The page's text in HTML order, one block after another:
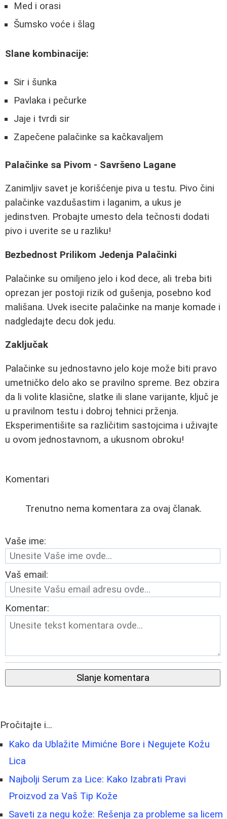
Med i orasi
Šumsko voće i šlag
Slane kombinacije:
Sir i šunka
Pavlaka i pečurke
Jaje i tvrdi sir
Zapečene palačinke sa kačkavaljem
Palačinke sa Pivom - Savršeno Lagane
Zanimljiv savet je korišćenje piva u testu. Pivo čini
palačinke vazdušastim i laganim, a ukus je
jedinstven. Probajte umesto dela tečnosti dodati
pivo i uverite se u razliku!
Bezbednost Prilikom Jedenja Palačinki
Palačinke su omiljeno jelo i kod dece, ali treba biti
oprezan jer postoji rizik od gušenja, posebno kod
mališana. Uvek isecite palačinke na manje komade i
nadgledajte decu dok jedu.
Zaključak
Palačinke su jednostavno jelo koje može biti pravo
umetničko delo ako se pravilno spreme. Bez obzira
da li volite klasične, slatke ili slane varijante, ključ je
u pravilnom testu i dobroj tehnici prženja.
Eksperimentišite sa različitim sastojcima i uživajte
u ovom jednostavnom, a ukusnom obroku!
Komentari
Trenutno nema komentara za ovaj članak.
Vaše ime:
Vaš email:
Komentar:
Slanje komentara
Pročitajte i...
Kako da Ublažite Mimićne Bore i Negujete Kožu
Lica
Najbolji Serum za Lice: Kako Izabrati Pravi
Proizvod za Vaš Tip Kože
Saveti za negu kože: Rešenja za probleme sa licem